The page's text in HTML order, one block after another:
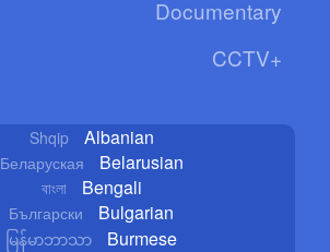
Documentary
CCTV+
Shqip Albanian
Беларуская Belarusian
বাংলা Bengali
Български Bulgarian
မြန်မာဘာသာ Burmese